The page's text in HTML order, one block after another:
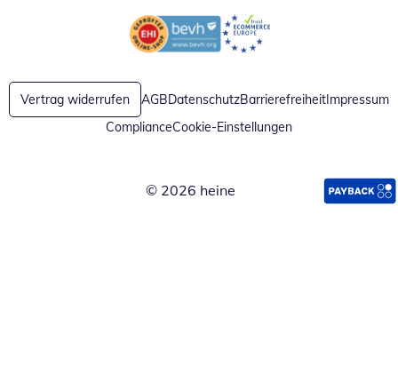
Öffnet in neuem FensterÖffnet in neuem Fenster
Vertrag widerrufen AGBDatenschutzBarrierefreiheitImpressum
ComplianceCookie-Einstellungen
© 2026 heine